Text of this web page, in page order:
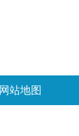
网站地图